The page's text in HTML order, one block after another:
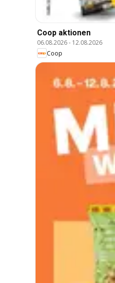
Coop aktionen
06.08.2026- 12.08.2026
Coop